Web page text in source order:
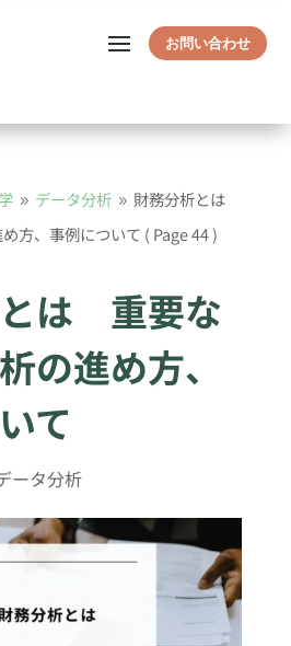
お問い合わせ
9 データ分析 9 財務分析とは
方、事例について ( Page 44 )
は 重要な
の進め方、
て
ータ分析